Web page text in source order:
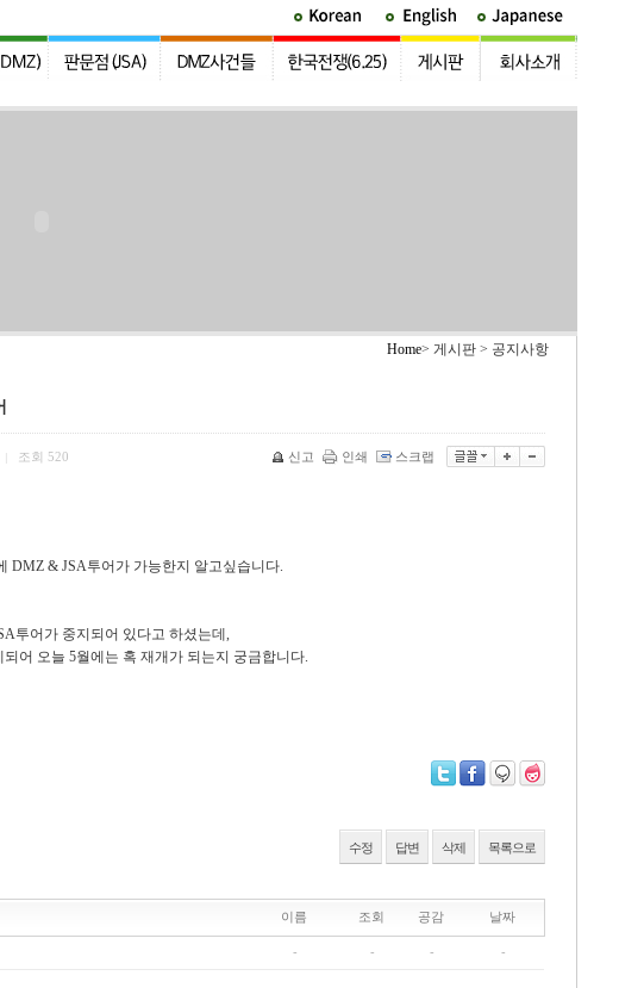
Home> 게시판 > 공지사항
조회 520 신고 인쇄 스크랩
DMZ & JSA투어가 가능한지 알고싶습니다.
투어가 중지되어 있다고 하셨는데,
어 오늘 5월에는 혹 재개가 되는지 궁금합니다.
수정 답변 삭제 목록으로